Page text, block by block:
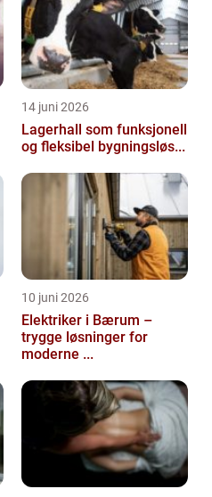
14 juni 2026
Lagerhall som funksjonell
og fleksibel bygningsløs...
10 juni 2026
Elektriker i Bærum –
trygge løsninger for
moderne ...